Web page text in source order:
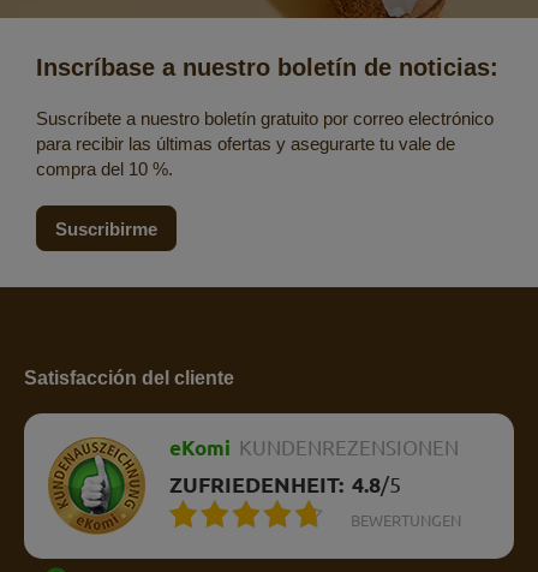
Inscríbase a nuestro boletín de noticias:
Suscríbete a nuestro boletín gratuito por correo electrónico
para recibir las últimas ofertas y asegurarte tu vale de
compra del 10 %.
Suscribirme
Satisfacción del cliente
eKomi KUNDENREZENSIONEN
ZUFRIEDENHEIT: 4.8/5
BEWERTUNGEN